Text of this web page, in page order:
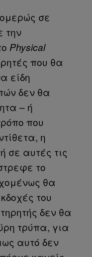
σε
την
Physical
που θα
είδη
δεν θα
– ή
που
η
σε αυτές τις
το
θα
του
δεν θα
τρύπα, για
αυτό δεν